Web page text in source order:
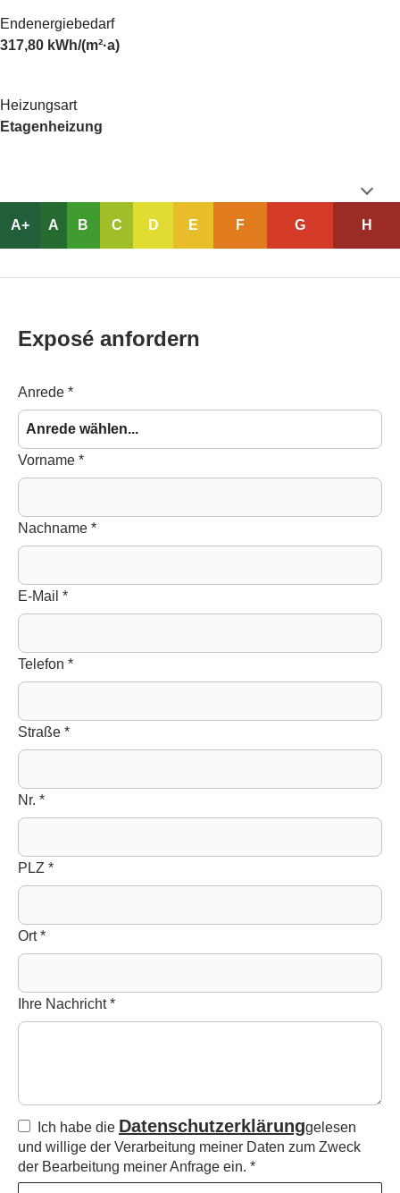
Endenergiebedarf
317,80 kWh/(m²·a)
Heizungsart
Etagenheizung
A+ A B C D E F G H
Exposé anfordern
Anrede *
Vorname *
Nachname *
E-Mail *
Telefon *
Straße *
Nr. *
PLZ *
Ort*
Ihre Nachricht*
Ich habe die Datenschutzerklärunggelesen
und willige der Verarbeitung meiner Daten zum Zweck
der Bearbeitung meiner Anfrage ein. *